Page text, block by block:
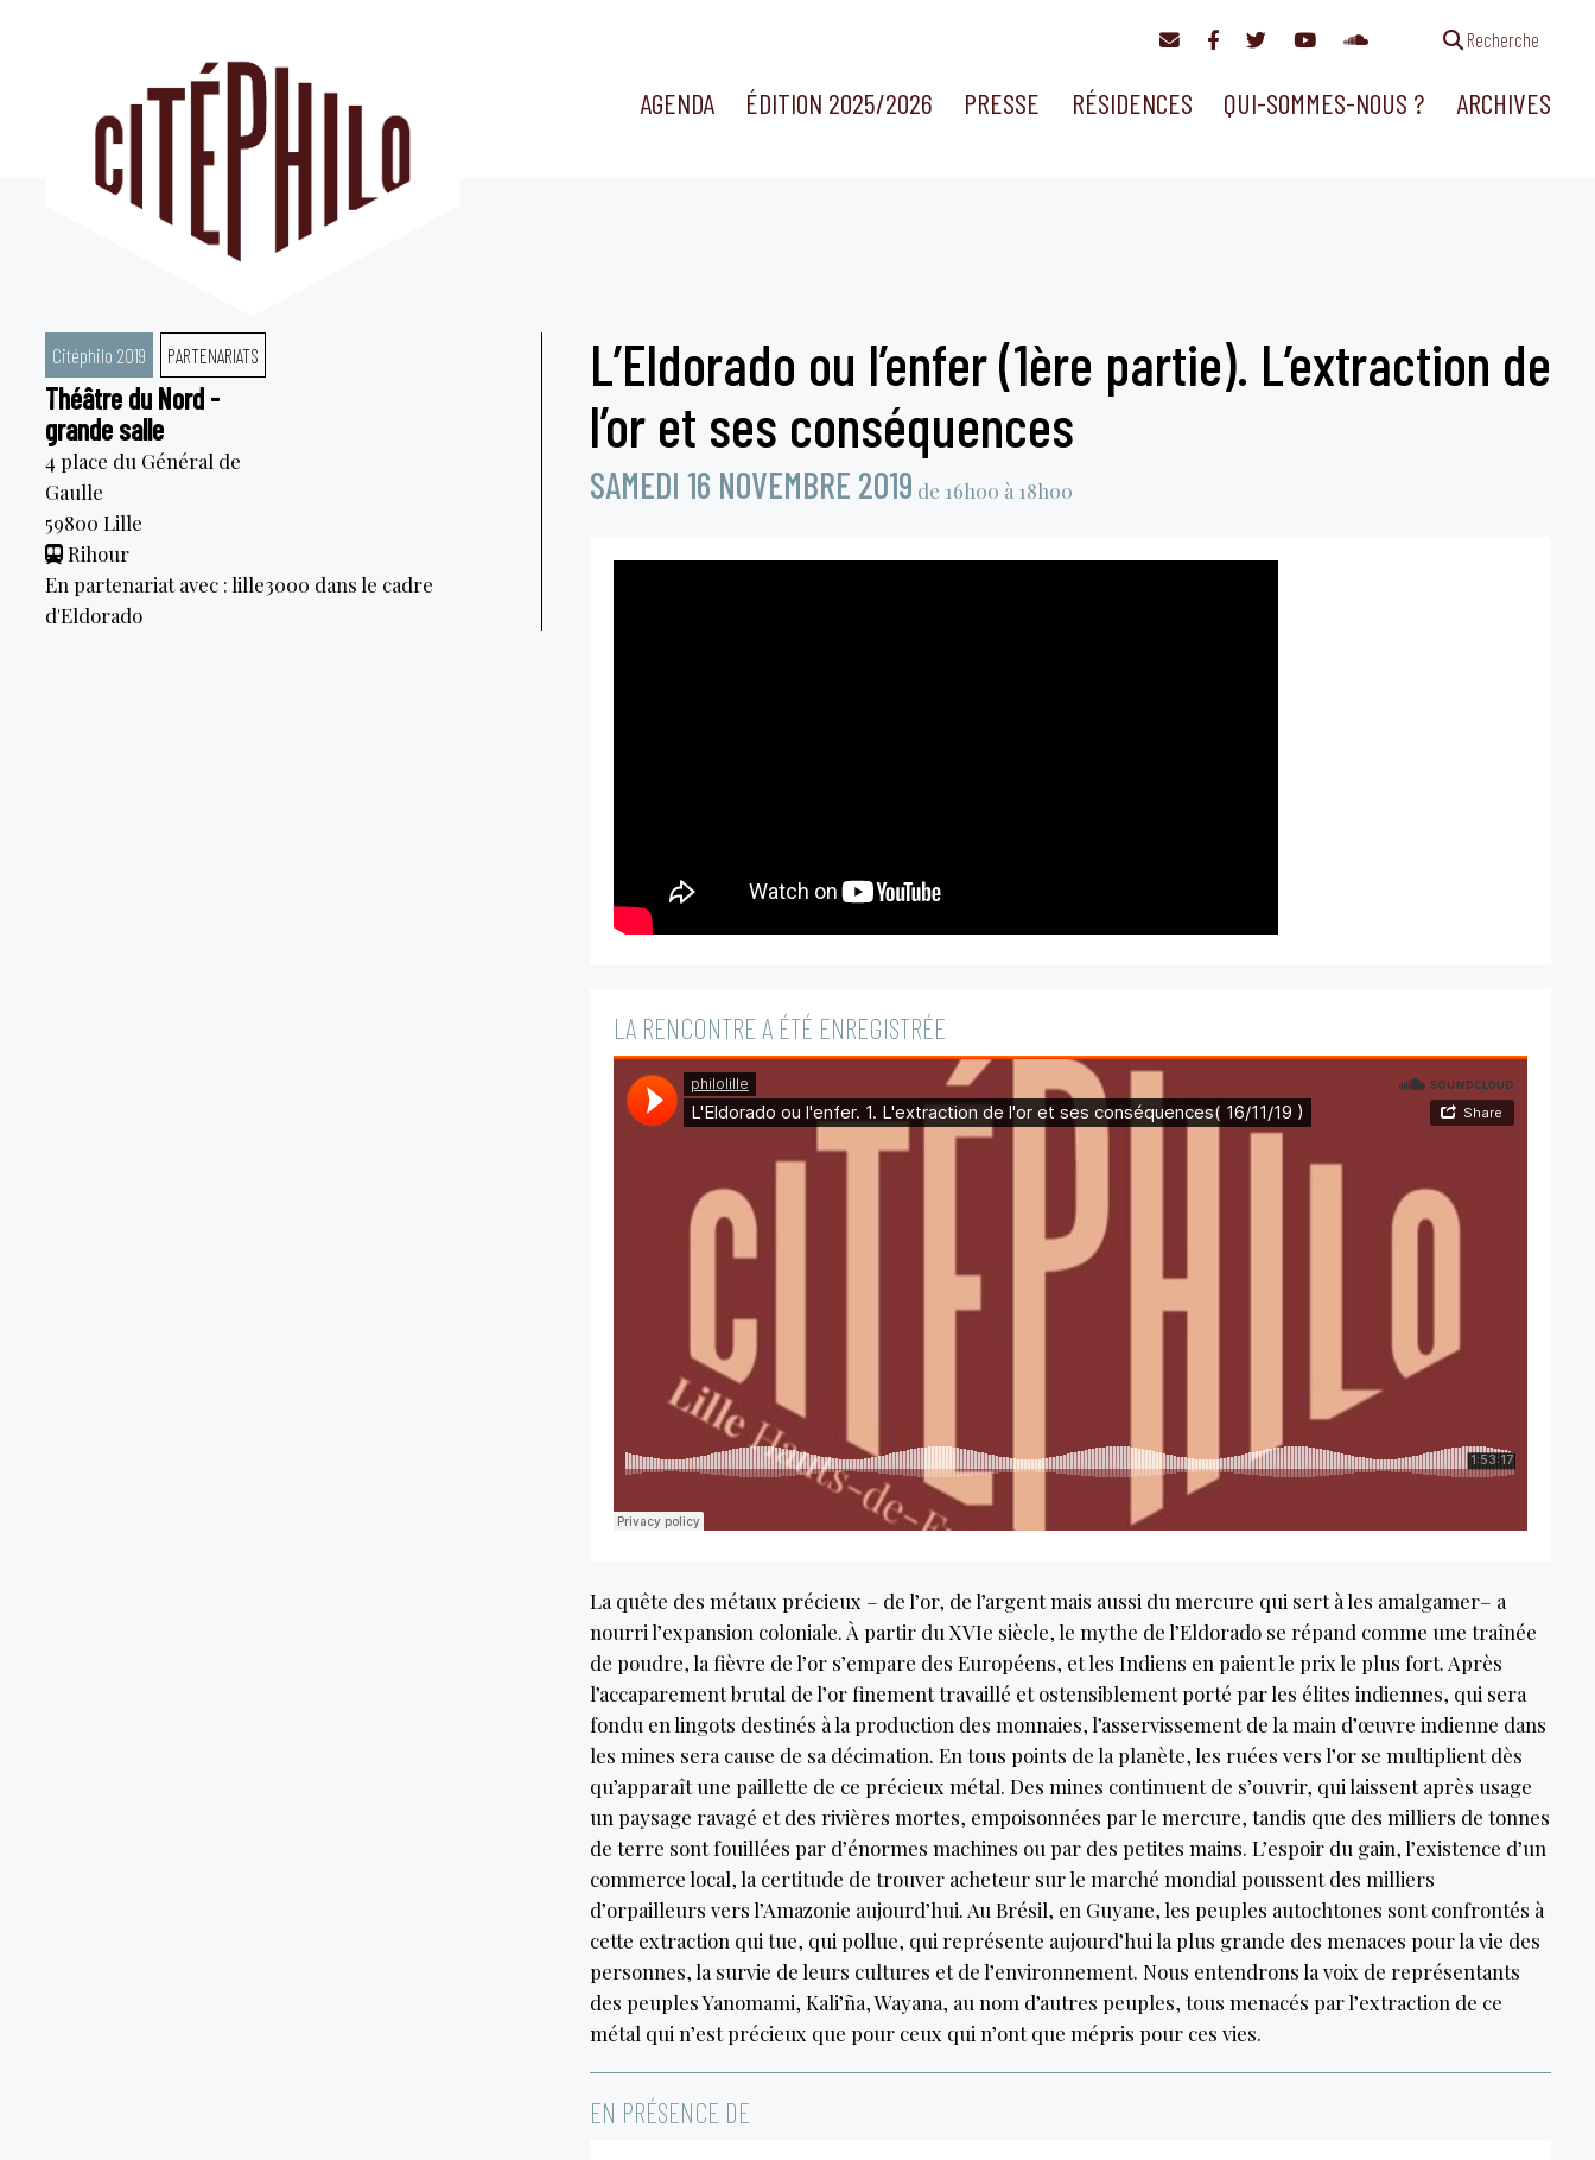
Recherche
AGENDA ÉDITION 2025/2026 PRESSE RÉSIDENCES QUI-SOMMES-NOUS ? ARCHIVES
Citéphilo 2019 PARTENARIATS
Théâtre du Nord -
grande salle
4 place du Général de
Gaulle
59800 Lille
Rihour
En partenariat avec : lille3000 dans le cadre
d'Eldorado
L’Eldorado ou l’enfer (1ère partie). L’extraction de
l’or et ses conséquences
SAMEDI 16 NOVEMBRE 2019 de 16h00 à 18h00
LA RENCONTRE A ÉTÉ ENREGISTRÉE
La quête des métaux précieux – de l’or, de l’argent mais aussi du mercure qui sert à les amalgamer– a
nourri l’expansion coloniale. À partir du XVIe siècle, le mythe de l’Eldorado se répand comme une traînée
de poudre, la fièvre de l’or s’empare des Européens, et les Indiens en paient le prix le plus fort. Après
l’accaparement brutal de l’or finement travaillé et ostensiblement porté par les élites indiennes, qui sera
fondu en lingots destinés à la production des monnaies, l’asservissement de la main d’œuvre indienne dans
les mines sera cause de sa décimation. En tous points de la planète, les ruées vers l’or se multiplient dès
qu’apparaît une paillette de ce précieux métal. Des mines continuent de s’ouvrir, qui laissent après usage
un paysage ravagé et des rivières mortes, empoisonnées par le mercure, tandis que des milliers de tonnes
de terre sont fouillées par d’énormes machines ou par des petites mains. L’espoir du gain, l’existence d’un
commerce local, la certitude de trouver acheteur sur le marché mondial poussent des milliers
d’orpailleurs vers l’Amazonie aujourd’hui. Au Brésil, en Guyane, les peuples autochtones sont confrontés à
cette extraction qui tue, qui pollue, qui représente aujourd’hui la plus grande des menaces pour la vie des
personnes, la survie de leurs cultures et de l’environnement. Nous entendrons la voix de représentants
des peuples Yanomami, Kali’ña, Wayana, au nom d’autres peuples, tous menacés par l’extraction de ce
métal qui n’est précieux que pour ceux qui n’ont que mépris pour ces vies.
EN PRÉSENCE DE